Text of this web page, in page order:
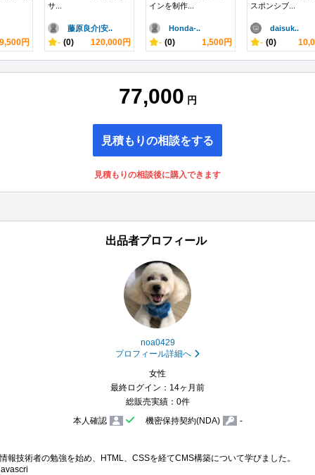
円
サ...
藤原良介|安..
- (0) 120,000円
インを制作...
Honda-..
- (0) 1,500円
スポンシブ...
daisuk..
- (0)
77,000 円
見積もりの相談をする
見積もりの相談後に購入できます
出品者プロフィール
noa0429
プロフィール詳細へ
女性
最終ログイン：14ヶ月前
総販売実績：0件
本人確認
機密保持契約(NDA) -
報技術者の勉強を始め、HTML、CSSを経てCMS構築について学びました。